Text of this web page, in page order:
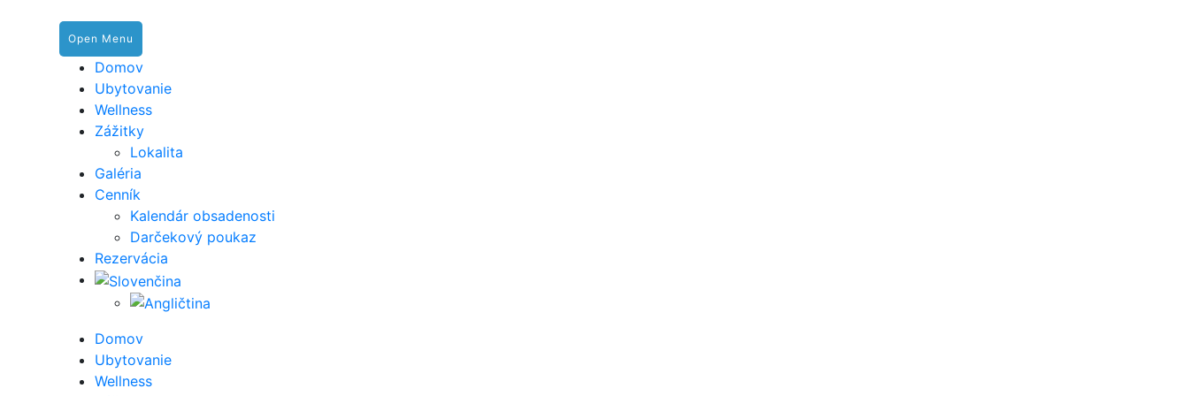
Open Menu
Domov
Ubytovanie
Wellness
Zážitky
Lokalita
Galéria
Cenník
Kalendár obsadenosti
Darčekový poukaz
Rezervácia
Domov
Ubytovanie
Wellness